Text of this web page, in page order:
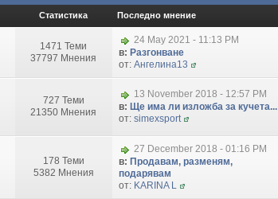
Статистика Последно мнение
1471 Теми
37797 Мнения
24 May 2021 - 11:13 PM
в: Разгонване
от: Ангелина13
727 Теми
21350 Мнения
13 November 2018 - 12:57 PM
в: Ще има ли изложба за кучета...
от: simexsport
178 Теми
5382 Мнения
27 December 2018 - 01:16 PM
в: Продавам, разменям,
подарявам
от: KARINA L